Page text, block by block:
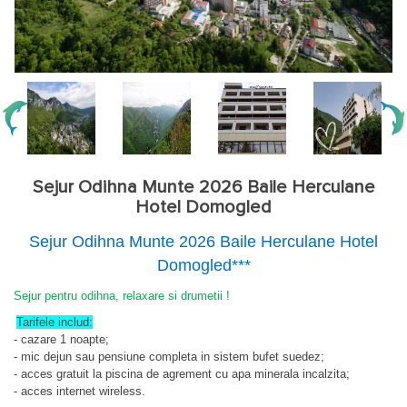
Sejur Odihna Munte 2026 Baile Herculane
Hotel Domogled
Sejur Odihna Munte 2026 Baile Herculane Hotel
Domogled***
Sejur pentru odihna, relaxare si drumetii !
Tarifele includ:
- cazare 1 noapte;
- mic dejun sau pensiune completa in sistem bufet suedez;
- acces gratuit la piscina de agrement cu apa minerala incalzita;
- acces internet wireless.